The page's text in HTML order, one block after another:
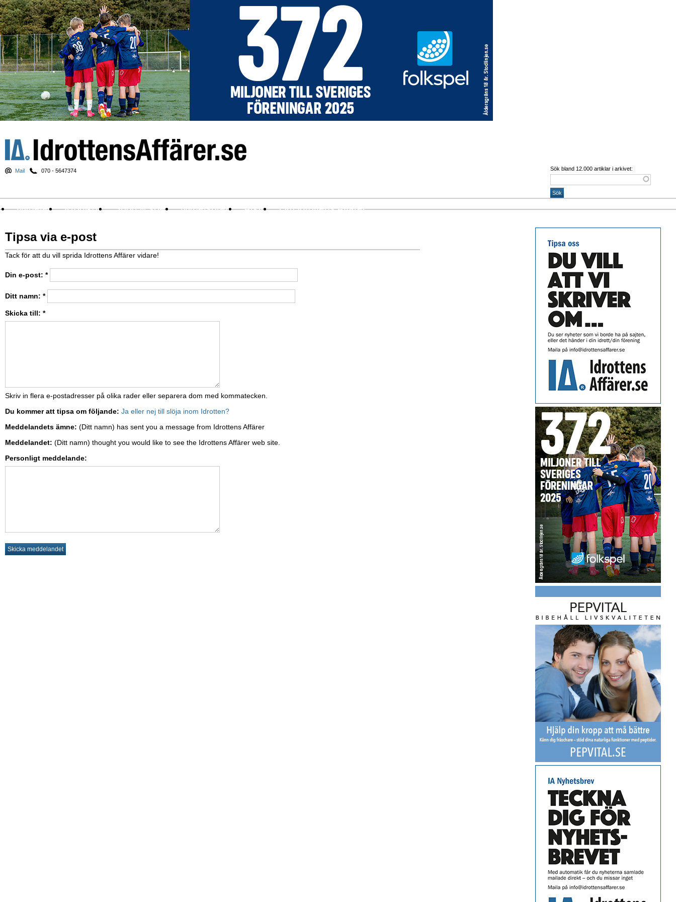
Mail 070 - 5647374 Sök bland 12.000 artiklar i arkivet:
Nyheter Krönikor Sport & spel Nyhetsbrev Arkiv Om Idrottens Affärer
Tipsa via e-post
Tack för att du vill sprida Idrottens Affärer vidare!
Din e-post: *
Ditt namn: *
Skicka till: *
Skriv in flera e-postadresser på olika rader eller separera dom med kommatecken.
Du kommer att tipsa om följande: Ja eller nej till slöja inom Idrotten?
Meddelandets ämne: (Ditt namn) has sent you a message from Idrottens Affärer
Meddelandet: (Ditt namn) thought you would like to see the Idrottens Affärer web site.
Personligt meddelande: